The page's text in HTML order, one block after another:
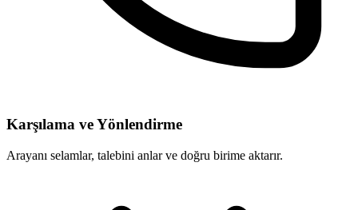
Karşılama ve Yönlendirme
Arayanı selamlar, talebini anlar ve doğru birime aktarır.